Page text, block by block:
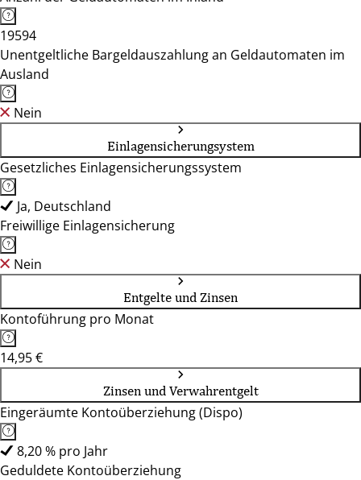
19594
Unentgeltliche Bargeldauszahlung an Geldautomaten im
Ausland
Nein
Einlagensicherungsystem
Gesetzliches Einlagensicherungssystem
Ja, Deutschland
Freiwillige Einlagensicherung
Nein
Entgelte und Zinsen
Kontoführung pro Monat
14,95 €
Zinsen und Verwahrentgelt
Eingeräumte Kontoüberziehung (Dispo)
8,20 % pro Jahr
Geduldete Kontoüberziehung